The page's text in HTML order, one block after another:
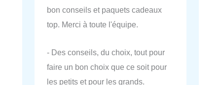
bon conseils et paquets cadeaux
top. Merci à toute l'équipe.
- Des conseils, du choix, tout pour
faire un bon choix que ce soit pour
les petits et pour les grands.